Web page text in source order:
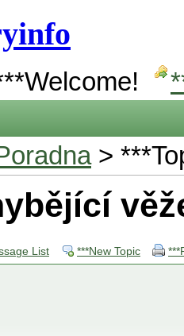
>
List ***New Topic